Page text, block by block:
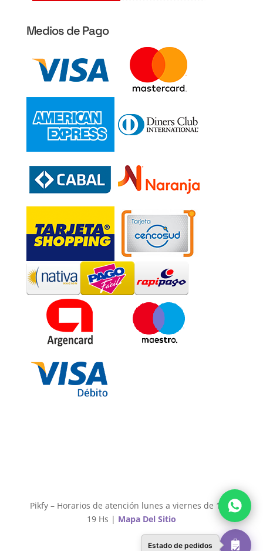
Medios de Pago
Pikfy – Horarios de atención lunes a viernes de 11 a
19 Hs | Mapa Del Sitio
Estado de pedidos